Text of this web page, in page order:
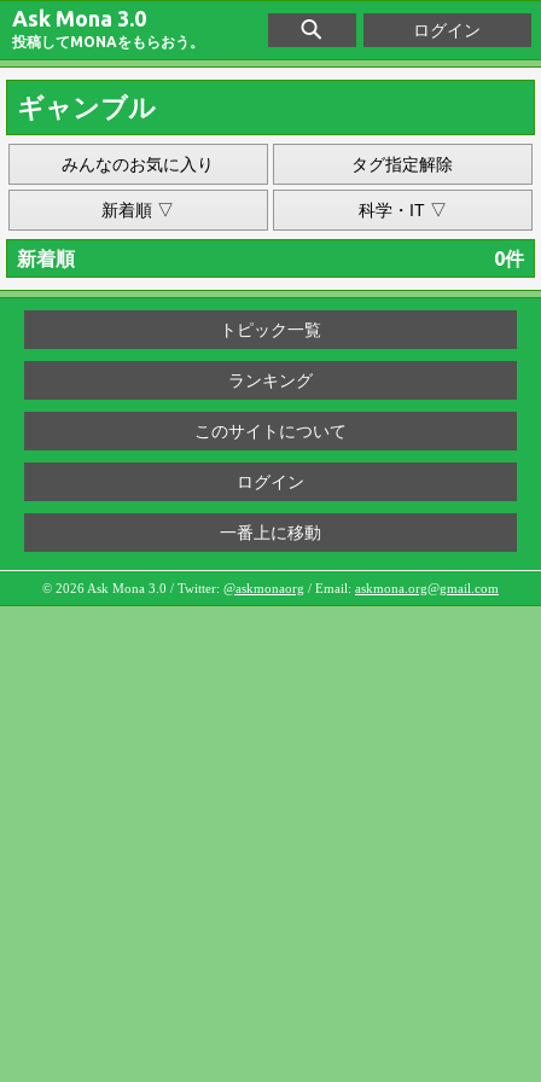
Ask Mona 3.0
投稿してMONAをもらおう。
ログイン
ギャンブル
みんなのお気に入り タグ指定解除
新着順 ▽ 科学・IT ▽
新着順 0件
トピック一覧
ランキング
このサイトについて
ログイン
一番上に移動
© 2026 Ask Mona 3.0 / Twitter: @askmonaorg / Email: askmona.org@gmail.com